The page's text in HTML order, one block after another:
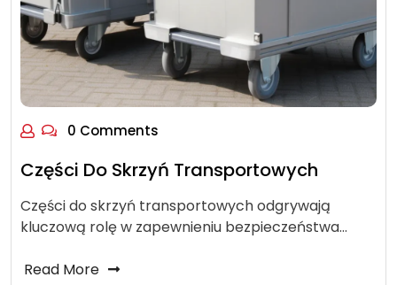
0 Comments
Części Do Skrzyń Transportowych
Części do skrzyń transportowych odgrywają
kluczową rolę w zapewnieniu bezpieczeństwa…
Read More